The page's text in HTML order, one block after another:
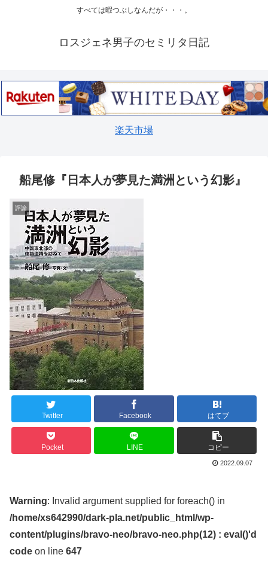
すべては暇つぶしなんだが・・・。
ロスジェネ男子のセミリタ日記
楽天市場
船尾修『日本人が夢見た満洲という幻影』
評論
Twitter Facebook はてブ
Pocket LINE コピー
2022.09.07
Warning: Invalid argument supplied for foreach() in
/home/xs642990/dark-pla.net/public_html/wp-
content/plugins/bravo-neo/bravo-neo.php(12) : eval()'d
code on line 647